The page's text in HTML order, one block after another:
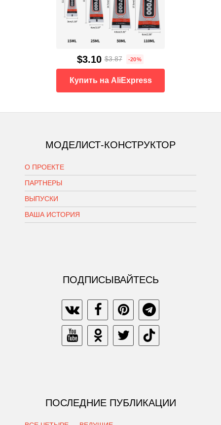
$3.10 $3.87 -20%
Купить на AliExpress
МОДЕЛИСТ-КОНСТРУКТОР
О ПРОЕКТЕ
ПАРТНЕРЫ
ВЫПУСКИ
ВАША ИСТОРИЯ
ПОДПИСЫВАЙТЕСЬ
ПОСЛЕДНИЕ ПУБЛИКАЦИИ